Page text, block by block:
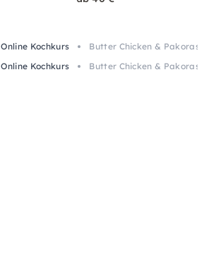
Online Kochkurs
Butter Chicken & Pakoras
Online Kochkurs Butter Chicken & Pakoras